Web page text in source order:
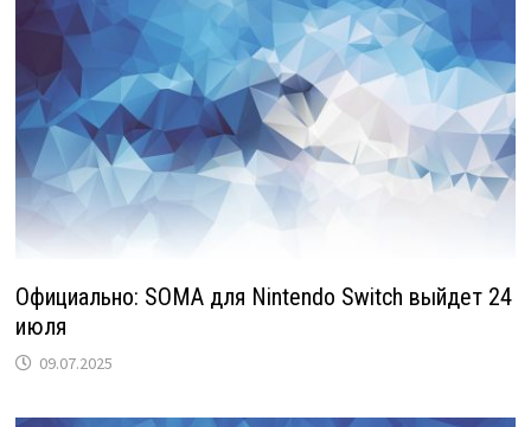
Официально: SOMA для Nintendo Switch выйдет 24
июля
09.07.2025